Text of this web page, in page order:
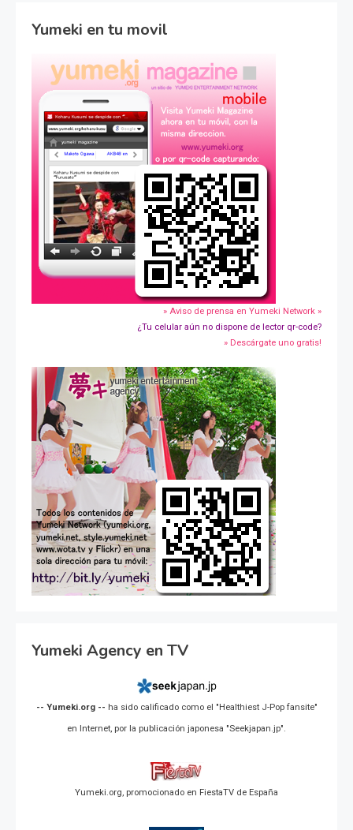
Yumeki en tu movil
» Aviso de prensa en Yumeki Network »
¿Tu celular aún no dispone de lector qr-code?
» Descárgate uno gratis!
Yumeki Agency en TV
-- Yumeki.org -- ha sido calificado como el "Healthiest J-Pop fansite"
en Internet, por la publicación japonesa "Seekjapan.jp".
Yumeki.org, promocionado en FiestaTV de España